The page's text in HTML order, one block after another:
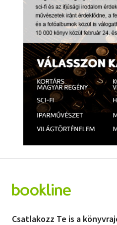
Művészet
Szakkönyv
Szótár, nyelvkönyv
Tankönyv, segédkönyv
Társadalomtudomány
Természettudomány
Vallás
Csatlakozz Te is a